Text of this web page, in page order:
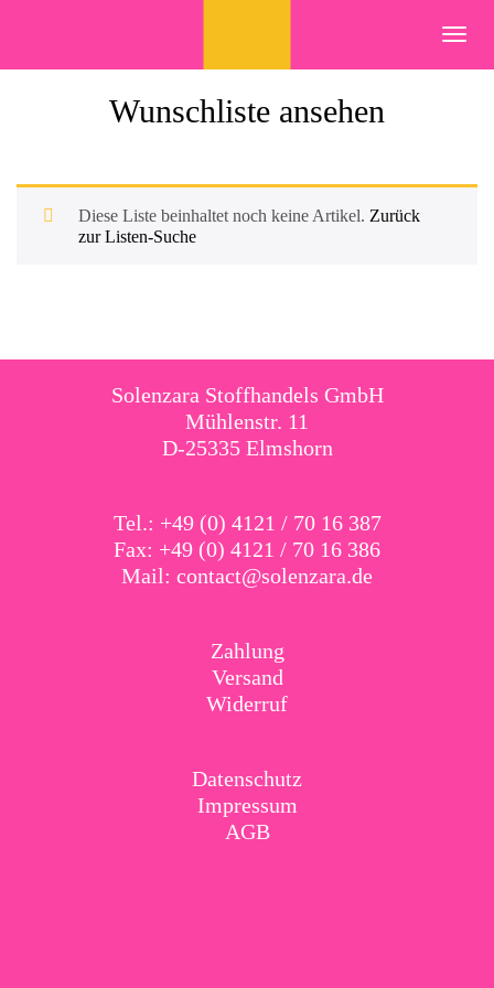
Wunschliste ansehen
Diese Liste beinhaltet noch keine Artikel. Zurück
zur Listen-Suche
Solenzara Stoffhandels GmbH
Mühlenstr. 11
D-25335 Elmshorn
Tel.: +49 (0) 4121 / 70 16 387
Fax: +49 (0) 4121 / 70 16 386
Mail: contact@solenzara.de
Zahlung
Versand
Widerruf
Datenschutz
Impressum
AGB